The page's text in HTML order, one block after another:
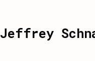
Jeffrey